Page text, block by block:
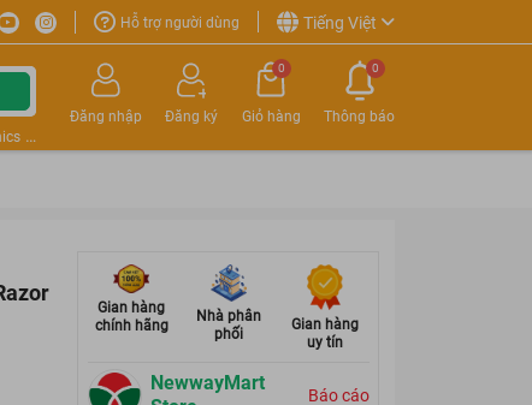
Hỗ trợ người dùng Tiếng Việt
Đăng nhập Đăng ký
0
Giỏ hàng Thông báo
0
Gian hàng
chính hãng
Nhà phân
phối
Gian hàng
uy tín
NewwayMart
Báo cáo